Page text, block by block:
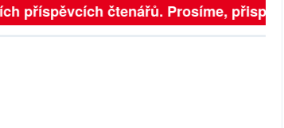
čtenářů. Prosíme, přispějte. ➥